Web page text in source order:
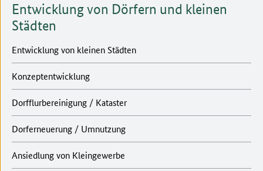
Entwicklung von Dörfern und kleinen
Städten
Entwicklung von kleinen Städten
Konzeptentwicklung
Dorfflurbereinigung / Kataster
Dorferneuerung / Umnutzung
Ansiedlung von Kleingewerbe